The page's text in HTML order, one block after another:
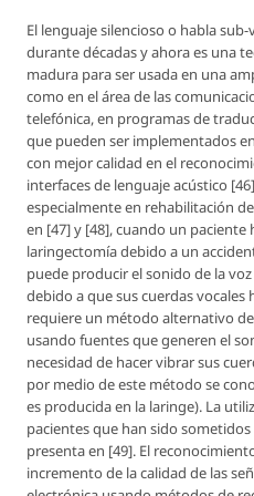
El lenguaje silencioso o habla
durante décadas y ahora es una
madura para ser usada en una
como en el área de las
telefónica, en programas de
que pueden ser implementados
con mejor calidad en el
interfaces de lenguaje acústico
especialmente en rehabilitación
en [47] y [48], cuando un
laringectomía debido a un
puede producir el sonido de la
debido a que sus cuerdas
requiere un método alternativo
usando fuentes que generen el
necesidad de hacer vibrar sus
por medio de este método se
es producida en la laringe). La
pacientes que han sido
presenta en [49]. El
incremento de la calidad de las